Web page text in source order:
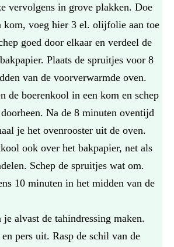
vervolgens in grove plakken. Doe
kom, voeg hier 3 el. olijfolie aan toe
goed door elkaar en verdeel de
Plaats de spruitjes voor 8
van de voorverwarmde oven.
de boerenkool in een kom en schep
Na de 8 minuten oventijd
je het ovenrooster uit de oven.
ook over het bakpapier, net als
Schep de spruitjes wat om.
10 minuten in het midden van de
alvast de tahindressing maken.
pers uit. Rasp de schil van de